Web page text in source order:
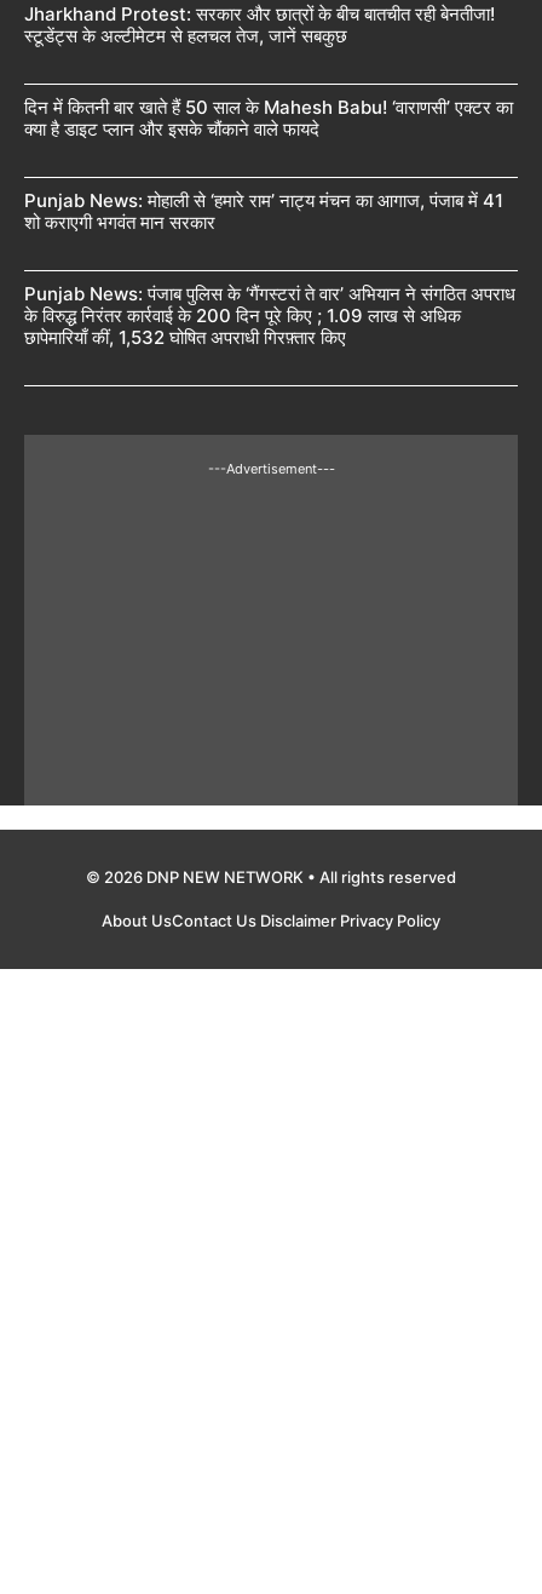
Jharkhand Protest: सरकार और छात्रों के बीच बातचीत रही बेनतीजा!
स्टूडेंट्स के अल्टीमेटम से हलचल तेज, जानें सबकुछ
दिन में कितनी बार खाते हैं 50 साल के Mahesh Babu! ‘वाराणसी’ एक्टर का
क्या है डाइट प्लान और इसके चौंकाने वाले फायदे
Punjab News: मोहाली से ‘हमारे राम’ नाट्य मंचन का आगाज, पंजाब में 41
शो कराएगी भगवंत मान सरकार
Punjab News: पंजाब पुलिस के ‘गैंगस्टरां ते वार’ अभियान ने संगठित अपराध
के विरुद्ध निरंतर कार्रवाई के 200 दिन पूरे किए ; 1.09 लाख से अधिक
छापेमारियाँ कीं, 1,532 घोषित अपराधी गिरफ़्तार किए
---Advertisement---
© 2026 DNP NEW NETWORK • All rights reserved
About UsContact Us Disclaimer Privacy Policy